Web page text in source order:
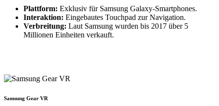
Plattform: Exklusiv für Samsung Galaxy-Smartphones.
Interaktion: Eingebautes Touchpad zur Navigation.
Verbreitung: Laut Samsung wurden bis 2017 über 5
Millionen Einheiten verkauft.
Samsung Gear VR